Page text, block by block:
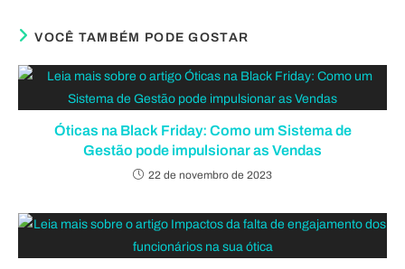
VOCÊ TAMBÉM PODE GOSTAR
Óticas na Black Friday: Como um Sistema de
Gestão pode impulsionar as Vendas
22 de novembro de 2023